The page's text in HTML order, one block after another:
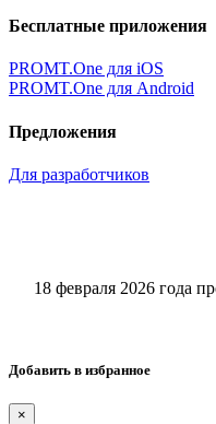
Бесплатные приложения
PROMT.One для iOS
PROMT.One для Android
Предложения
Для разработчиков
18 февраля 2026 года
Добавить в избранное
×